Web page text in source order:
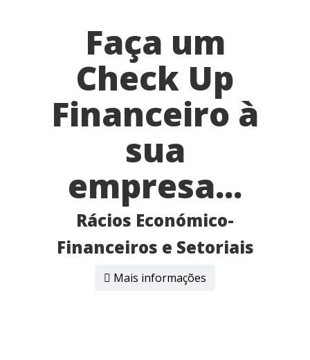
Faça um
Check Up
Financeiro à
sua
empresa...
Rácios Económico-
Financeiros e Setoriais
Mais informações